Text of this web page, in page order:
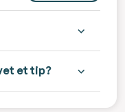
et tip?